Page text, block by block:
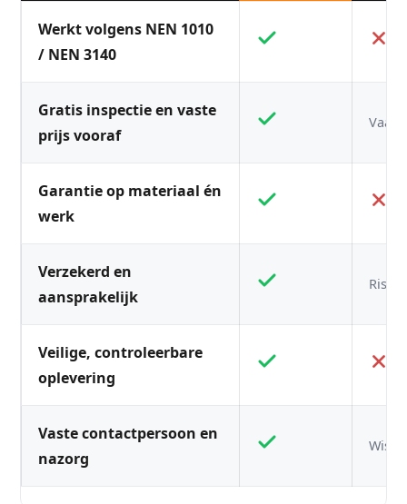
Werkt volgens NEN 1010
/ NEN 3140
Gratis inspectie en vaste
prijs vooraf
Vaak
Garantie op materiaal én
werk
Verzekerd en
aansprakelijk
Veilige, controleerbare
oplevering
Vaste contactpersoon en
nazorg